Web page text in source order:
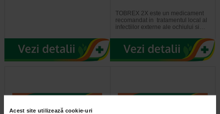
Acest site utilizează cookie-uri
TOBREX 2X este un medicament
recomandat in tratamentul local al
infectiilor externe ale ochiului si…